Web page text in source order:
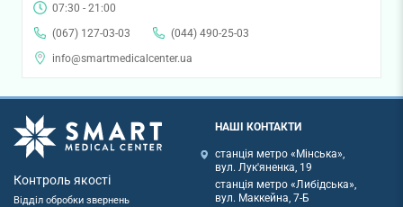
07:30 - 21:00
(067) 127-03-03
(044) 490-25-03
info@smartmedicalcenter.ua
Контроль якості
Відділ обробки звернень
НАШІ КОНТАКТИ
станція метро «Мінська»,
вул. Лук'яненка, 19
станція метро «Либідська»,
вул. Маккейна, 7-Б